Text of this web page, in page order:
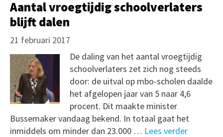
Aantal vroegtijdig schoolverlaters
blijft dalen
21 februari 2017
De daling van het aantal vroegtijdig
schoolverlaters zet zich nog steeds
door: de uitval op mbo-scholen daalde
het afgelopen jaar van 5 naar 4,6
procent. Dit maakte minister
Bussemaker vandaag bekend. In totaal gaat het
inmiddels om minder dan 23.000 … Lees verder